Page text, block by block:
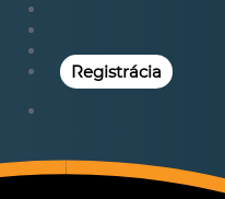
Registrácia